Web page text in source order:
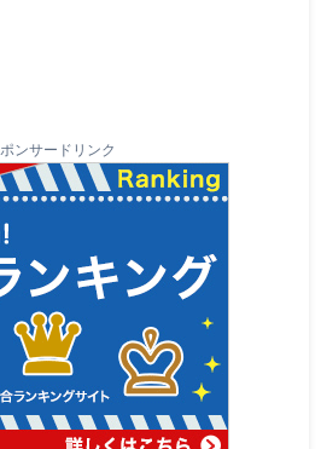
ンサードリンク